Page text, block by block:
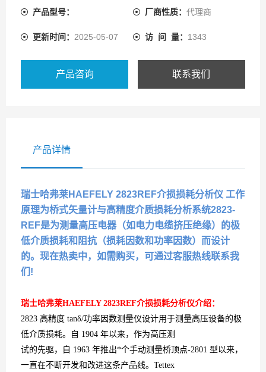
产品型号：
厂商性质： 代理商
更新时间： 2025-05-07 访 问 量： 1343
产品咨询 联系我们
产品详情
瑞士哈弗莱HAEFELY 2823REF介损损耗分析仪 工作
原理为桥式矢量计与高精度介质损耗分析系统2823-
REF是为测量高压电器（如电力电缆挤压绝缘）的极
低介质损耗和阻抗（损耗因数和功率因数）而设计
的。现在热卖中，如需购买，可通过客服热线联系我
们!
瑞士哈弗莱HAEFELY 2823REF介损损耗分析仪介绍：
2823 高精度 tanδ/功率因数测量仪设计用于测量高压设备的极
低介质损耗。自 1904 年以来，作为高压测
试的先驱，自 1963 年推出*个手动测量桥顶点-2801 型以来，
一直在不断开发和改进这条产品线。Tettex